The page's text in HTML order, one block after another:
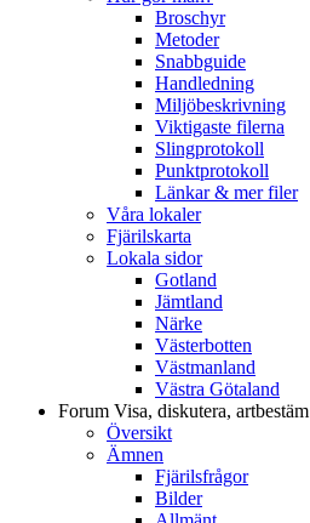
Broschyr
Metoder
Snabbguide
Handledning
Miljöbeskrivning
Viktigaste filerna
Slingprotokoll
Punktprotokoll
Länkar & mer filer
Våra lokaler
Fjärilskarta
Lokala sidor
Gotland
Jämtland
Närke
Västerbotten
Västmanland
Västra Götaland
Forum Visa, diskutera, artbestäm
Översikt
Ämnen
Fjärilsfrågor
Bilder